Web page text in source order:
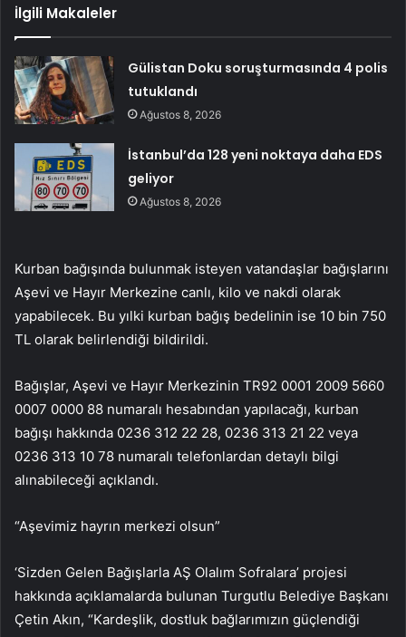
İlgili Makaleler
Gülistan Doku soruşturmasında 4 polis
tutuklandı
Ağustos 8, 2026
İstanbul’da 128 yeni noktaya daha EDS
geliyor
Ağustos 8, 2026
Kurban bağışında bulunmak isteyen vatandaşlar bağışlarını
Aşevi ve Hayır Merkezine canlı, kilo ve nakdi olarak
yapabilecek. Bu yılki kurban bağış bedelinin ise 10 bin 750
TL olarak belirlendiği bildirildi.
Bağışlar, Aşevi ve Hayır Merkezinin TR92 0001 2009 5660
0007 0000 88 numaralı hesabından yapılacağı, kurban
bağışı hakkında 0236 312 22 28, 0236 313 21 22 veya
0236 313 10 78 numaralı telefonlardan detaylı bilgi
alınabileceği açıklandı.
“Aşevimiz hayrın merkezi olsun”
‘Sizden Gelen Bağışlarla AŞ Olalım Sofralara’ projesi
hakkında açıklamalarda bulunan Turgutlu Belediye Başkanı
Çetin Akın, “Kardeşlik, dostluk bağlarımızın güçlendiği